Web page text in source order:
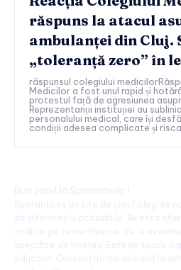
răspuns la atacul
ambulanței din Cluj.
„toleranță zero” în
răspunsul colegiului
Medicilor a fost unul rapid și
protestul față de agresiunea
Reprezentanții instituției au
personalului medical, care își
condiții adesea complicate și